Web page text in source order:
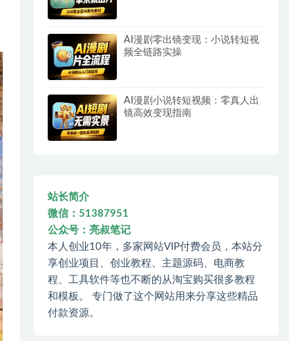
AI漫剧零出镜变现：小说转短视
频全链路实操
AI漫剧小说转短视频：零真人出
镜高效变现指南
站长简介
微信：51387951
公众号：亮叔笔记
本人创业10年，多家网站VIP付费会员，本站分
享创业项目、创业教程、主题源码、电商教
程、工具软件等也不断的从淘宝购买很多教程
和模板。 专门做了这个网站用来分享这些精品
付款资源。